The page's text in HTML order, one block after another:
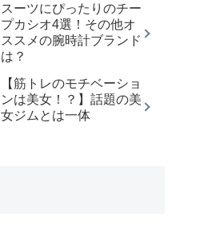
スーツにぴったりのチー
プカシオ4選！その他オ
ススメの腕時計ブランド
は？
【筋トレのモチベーショ
ンは美女！？】話題の美
女ジムとは一体